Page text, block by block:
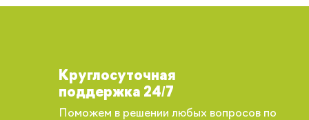
Круглосуточная
поддержка 24/7
Поможем в решении любых вопросов по